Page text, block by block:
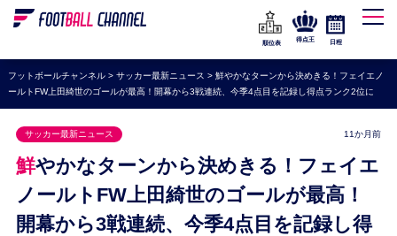
WEリーグ
海外サッカー
プレミアリーグ
ラ・リーガ
セリエA
ブンデスリーガ
UEFA
順位表
得点王 日程
フットボールチャンネル> サッカー最新ニュース > 鮮やかなターンから決めきる！フェイエノ
ールトFW上田綺世のゴールが最高！開幕から3戦連続、今季4点目を記録し得点ランク2位に
サッカー最新ニュース 11か月前
鮮やかなターンから決めきる！フェイエ
ノールトFW上田綺世のゴールが最高！
開幕から3戦連続、今季4点目を記録し得